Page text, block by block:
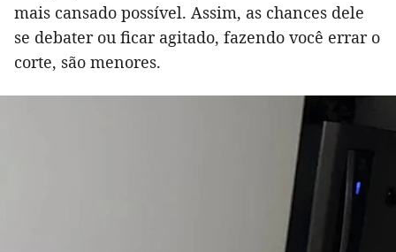
mais cansado possível. Assim, as chances dele
se debater ou ficar agitado, fazendo você errar o
corte, são menores.